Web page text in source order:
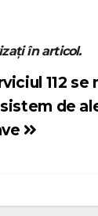
în articol.
112
de